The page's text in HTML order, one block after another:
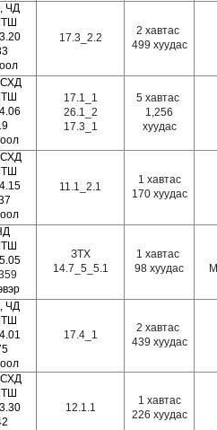
ЧД
17.3_2.2
2 хавтас
499 хуудас
СХД
17.1_1
26.1_2
17.3_1
5 хавтас
1,256
хуудас
СХД
11.1_2.1
1 хавтас
170 хуудас
ЗТХ
14.7 5_ 5.1
1 хавтас
98 хуудас
ЧД
17.4_1
2 хавтас
439 хуудас
СХД
12.1.1
1 хавтас
226 хуудас